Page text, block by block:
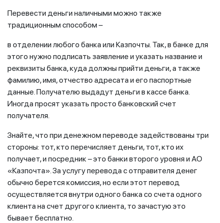
Перевести деньги наличными можно также
традиционным способом –
в отделении любого банка или Казпочты. Так, в банке для
этого нужно подписать заявление и указать название и
реквизиты банка, куда должны прийти деньги, а также
фамилию, имя, отчество адресата и его паспортные
данные. Получателю выдадут деньги в кассе банка.
Иногда просят указать просто банковский счет
получателя.
Знайте, что при денежном переводе задействованы три
стороны: тот, кто перечисляет деньги, тот, кто их
получает, и посредник – это банки второго уровня и АО
«Казпочта». За услугу перевода с отправителя денег
обычно берется комиссия, но если этот перевод
осуществляется внутри одного банка со счета одного
клиента на счет другого клиента, то зачастую это
бывает бесплатно.